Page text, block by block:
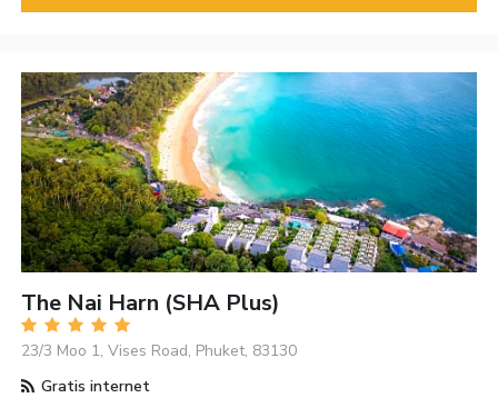
The Nai Harn (SHA Plus)
23/3 Moo 1, Vises Road, Phuket, 83130
Gratis internet